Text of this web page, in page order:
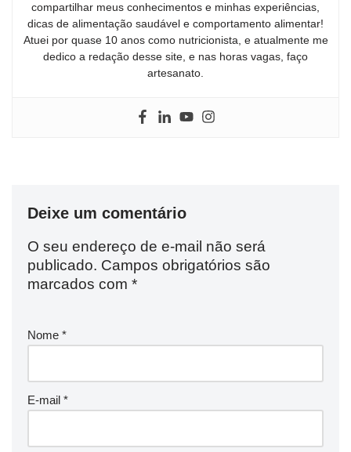
compartilhar meus conhecimentos e minhas experiências,
dicas de alimentação saudável e comportamento alimentar!
Atuei por quase 10 anos como nutricionista, e atualmente me
dedico a redação desse site, e nas horas vagas, faço
artesanato.
Deixe um comentário
O seu endereço de e-mail não será
publicado. Campos obrigatórios são
marcados com *
Nome *
E-mail *